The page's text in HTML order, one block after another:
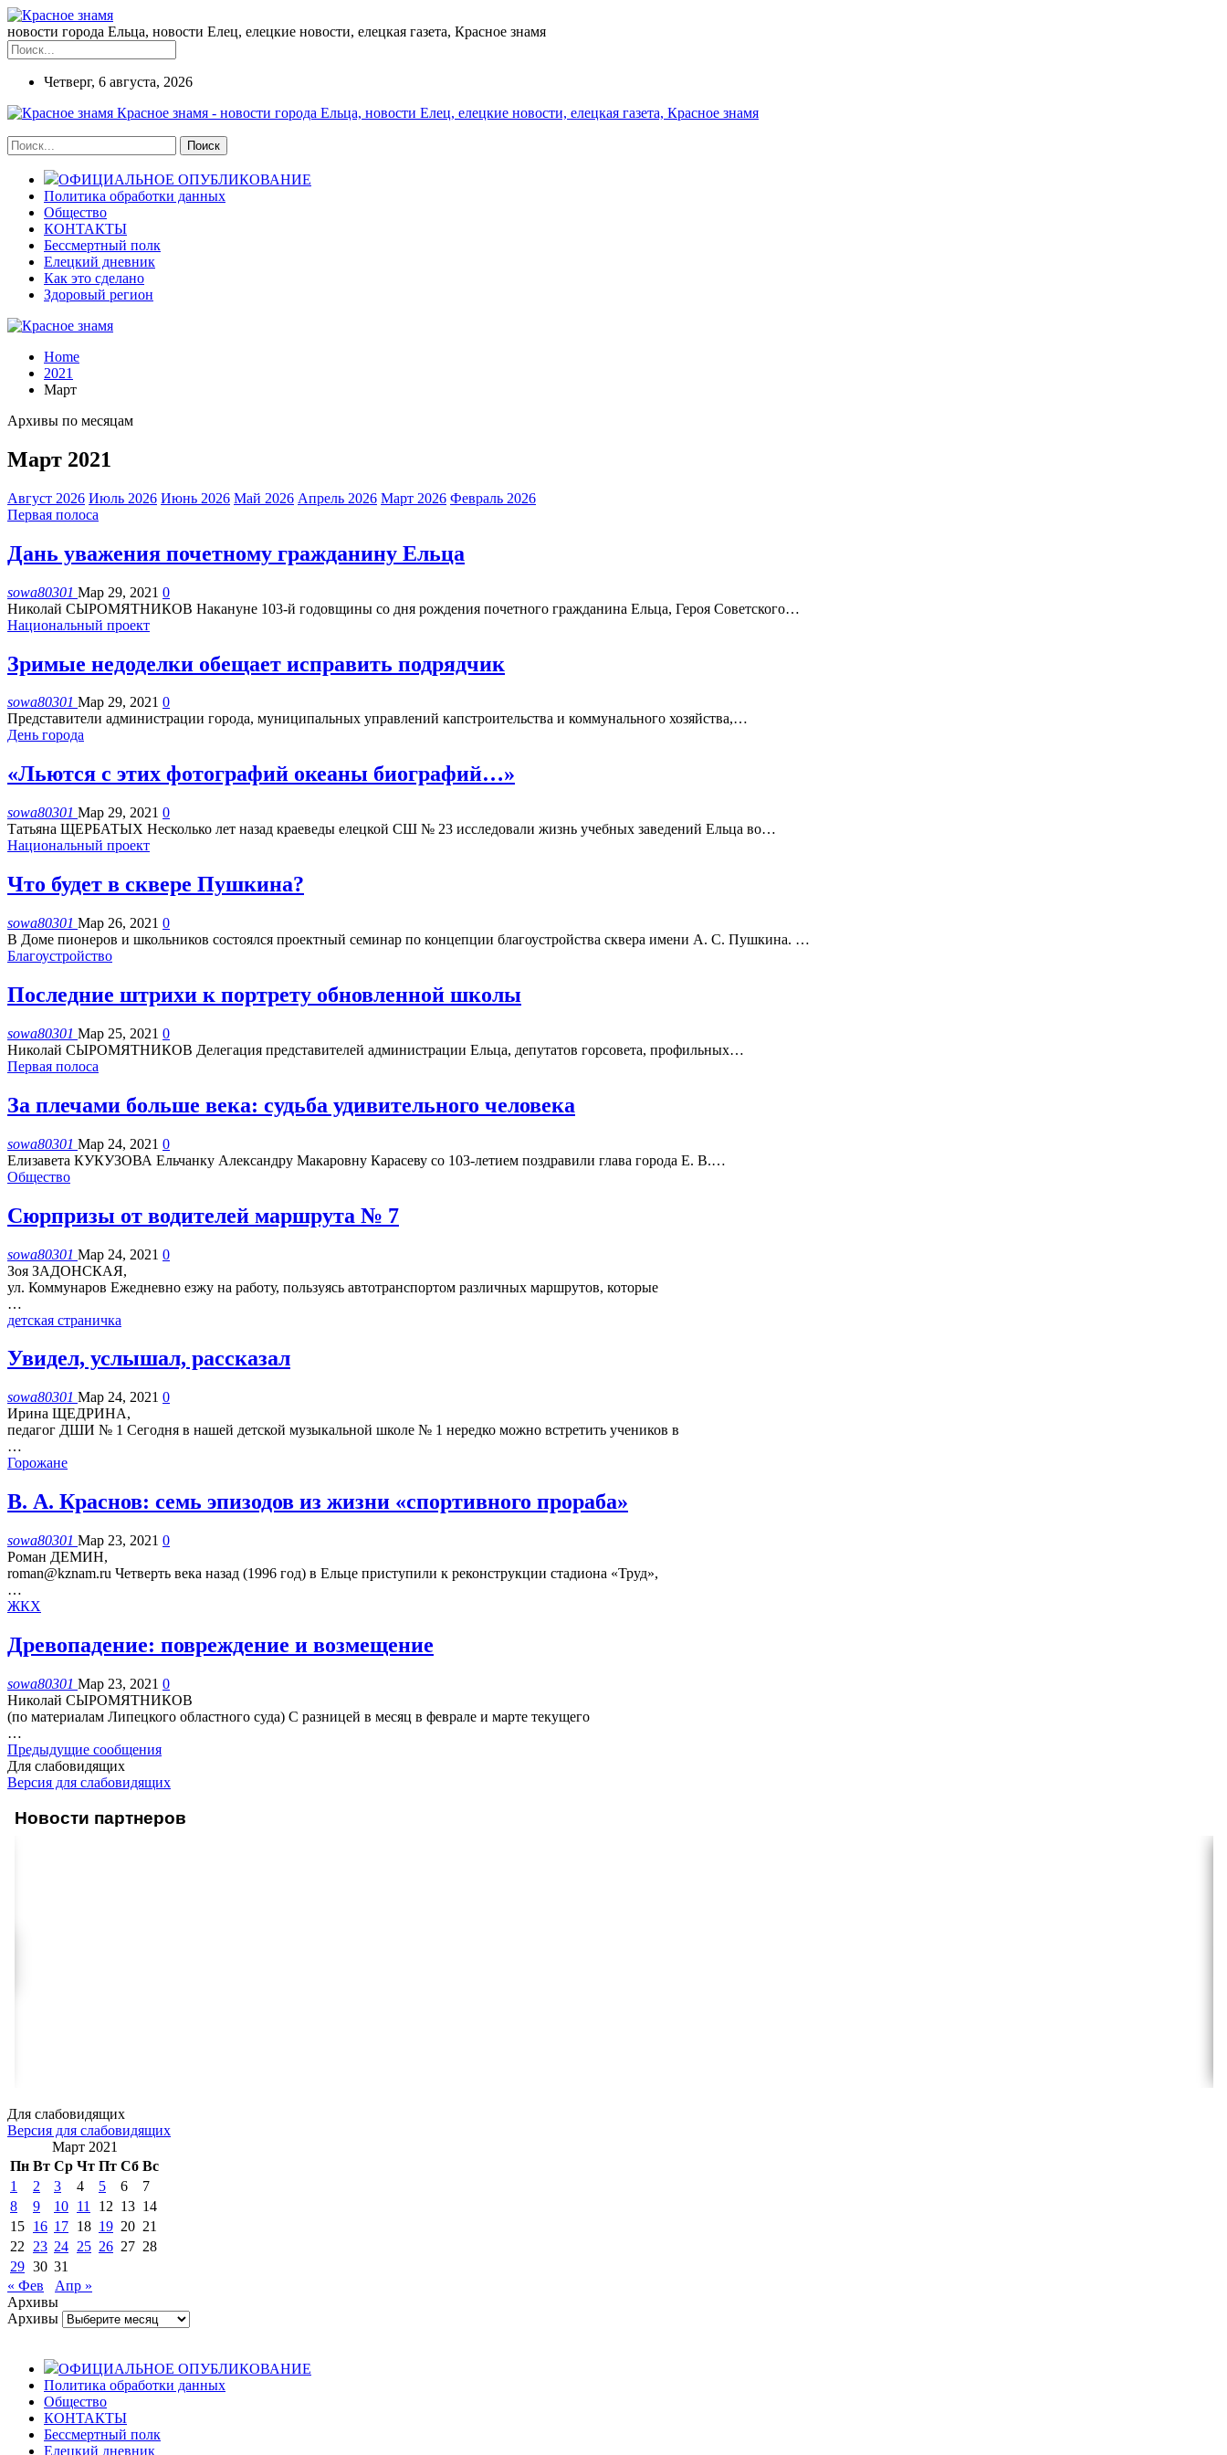
новости города Ельца, новости Елец, елецкие новости, елецкая газета, Красное знамя
Четверг, 6 августа, 2026
Красное знамя - новости города Ельца, новости Елец, елецкие новости, елецкая газета, Красное знамя
ОФИЦИАЛЬНОЕ ОПУБЛИКОВАНИЕ
Политика обработки данных
Общество
КОНТАКТЫ
Бессмертный полк
Елецкий дневник
Как это сделано
Здоровый регион
Home
2021
Март
Архивы по месяцам
Март 2021
Август 2026 Июль 2026 Июнь 2026 Май 2026 Апрель 2026 Март 2026 Февраль 2026
Первая полоса
Дань уважения почетному гражданину Ельца
sowa80301 Мар 29, 2021 0
Николай СЫРОМЯТНИКОВ Накануне 103-й годовщины со дня рождения почетного гражданина Ельца, Героя Советского…
Национальный проект
Зримые недоделки обещает исправить подрядчик
sowa80301 Мар 29, 2021 0
Представители администрации города, муниципальных управлений капстроительства и коммунального хозяйства,…
День города
«Льются с этих фотографий океаны биографий…»
sowa80301 Мар 29, 2021 0
Татьяна ЩЕРБАТЫХ Несколько лет назад краеведы елецкой СШ № 23 исследовали жизнь учебных заведений Ельца во…
Национальный проект
Что будет в сквере Пушкина?
sowa80301 Мар 26, 2021 0
В Доме пионеров и школьников состоялся проектный семинар по концепции благоустройства сквера имени А. С. Пушкина. …
Благоустройство
Последние штрихи к портрету обновленной школы
sowa80301 Мар 25, 2021 0
Николай СЫРОМЯТНИКОВ Делегация представителей администрации Ельца, депутатов горсовета, профильных…
Первая полоса
За плечами больше века: судьба удивительного человека
sowa80301 Мар 24, 2021 0
Елизавета КУКУЗОВА Ельчанку Александру Макаровну Карасеву со 103-летием поздравили глава города Е. В.…
Общество
Сюрпризы от водителей маршрута № 7
sowa80301 Мар 24, 2021 0
Зоя ЗАДОНСКАЯ,
ул. Коммунаров Ежедневно езжу на работу, пользуясь автотранспортом различных маршрутов, которые
…
детская страничка
Увидел, услышал, рассказал
sowa80301 Мар 24, 2021 0
Ирина ЩЕДРИНА,
педагог ДШИ № 1 Сегодня в нашей детской музыкальной школе № 1 нередко можно встретить учеников в
…
Горожане
В. А. Краснов: семь эпизодов из жизни «спортивного прораба»
sowa80301 Мар 23, 2021 0
Роман ДЕМИН,
roman@kznam.ru Четверть века назад (1996 год) в Ельце приступили к реконструкции стадиона «Труд»,
…
ЖКХ
Древопадение: повреждение и возмещение
sowa80301 Мар 23, 2021 0
Николай СЫРОМЯТНИКОВ
(по материалам Липецкого областного суда) С разницей в месяц в феврале и марте текущего
…
Предыдущие сообщения
Для слабовидящих
Версия для слабовидящих
Новости партнеров
Для слабовидящих
Версия для слабовидящих
Март 2021
Пн Вт Ср Чт Пт Сб Вс
1
2 3 4 5 6
7
8
9 10 11 12 13 14
15 16 17 18 19 20 21
22
23 24 25 26 27 28
29 30 31
« Фев
Апр »
Архивы
Архивы
ОФИЦИАЛЬНОЕ ОПУБЛИКОВАНИЕ
Политика обработки данных
Общество
КОНТАКТЫ
Бессмертный полк
Елецкий дневник